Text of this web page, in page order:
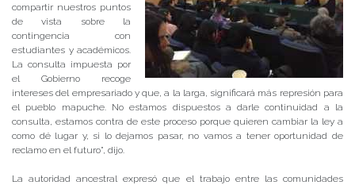
compartir nuestros puntos
de vista sobre la
contingencia con
estudiantes y académicos.
La consulta impuesta por
el Gobierno recoge
intereses del empresariado y que, a la larga, significará más represión para
el pueblo mapuche. No estamos dispuestos a darle continuidad a la
consulta, estamos contra de este proceso porque quieren cambiar la ley a
como dé lugar y, si lo dejamos pasar, no vamos a tener oportunidad de
reclamo en el futuro”, dijo.
La autoridad ancestral expresó que el trabajo entre las comunidades